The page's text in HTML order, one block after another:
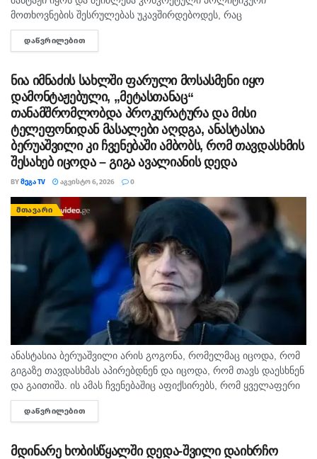
მოთხოვნების შესრულებას უკავშირდებოდეს, რაც
ხელისუფლებისთვის ძნელად ასახსნელია საზოგადოებისთვის.
ვფიქრობ, ეს მოთხოვნები უფრო ოკუპირებულ რეგიონებს უნდა
ᲓᲐᲬᲕᲠᲘᲚᲔᲑᲘᲗ
ნია იმნაძის სახლში ფარული მოსასმენი იყო
დამონტაჟებული, „მეტასთანაც“
თანამშრომლობდა პროკურატურა და მისი
ტელეფონიდან მასალები აღდგა, ანასტასია
ბერუაშვილი კი ჩვენებაში ამბობს, რომ თავდასხმის
შესახებ იცოდა – გიგა ავალიანის დედა
BYᲛᲔᲒᲐ TV ᲐᲒᲕᲘᲡᲢᲝ 6, 2026 0
ᲛᲗᲐᲕᲐᲠᲘ
ანასტასია ბერუაშვილი არის გოგონა, რომელმაც იცოდა, რომ
გიგაზე თავდასხმას აპირებდნენ და იცოდა, რომ თავს დაესხნენ
და გაითიშა. ის ამას ჩვენებაშიც აფიქსირებს, რომ ყველაფერი
იცოდა, - ამის შესახებ მოკლული მასწავლებლის, გიგა
ავალიანის...
ᲓᲐᲬᲕᲠᲘᲚᲔᲑᲘᲗ
მდინარე ხობისწყალში დედა-შვილი დაიხრჩო